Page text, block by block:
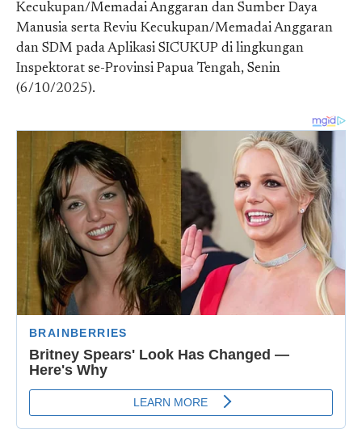
Kecukupan/Memadai Anggaran dan Sumber Daya
Manusia serta Reviu Kecukupan/Memadai Anggaran
dan SDM pada Aplikasi SICUKUP di lingkungan
Inspektorat se-Provinsi Papua Tengah, Senin
(6/10/2025).